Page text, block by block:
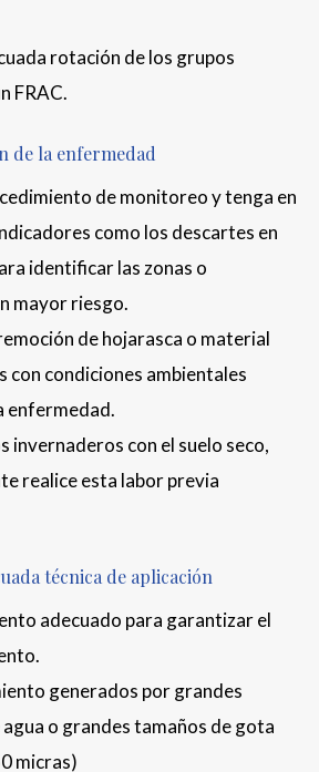
rotación de los grupos
FRAC.
de la enfermedad
de monitoreo y tenga en
como los descartes en
identificar las zonas o
mayor riesgo.
de hojarasca o material
con condiciones ambientales
enfermedad.
invernaderos con el suelo seco,
realice esta labor previa
técnica de aplicación
adecuado para garantizar el
generados por grandes
o grandes tamaños de gota
micras)